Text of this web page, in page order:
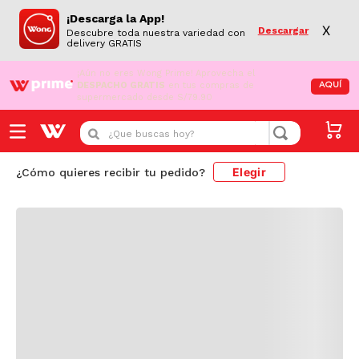
¡Descarga la App!
Descubre toda nuestra variedad con
delivery GRATIS
Descargar X
¡Aún no eres Wong Prime! Aprovecha el
DESPACHO GRATIS en tus compras de
supermercado desde S/79.90
AQUÍ
¿Que buscas hoy?
¿Cómo quieres recibir tu pedido? Elegir
Cargando comentarios...